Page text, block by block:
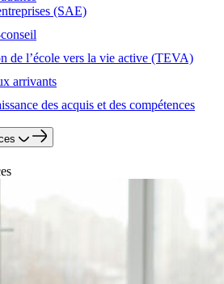
(SAE)
de l’école vers la vie active (TEVA)
arrivants
des acquis et des compétences